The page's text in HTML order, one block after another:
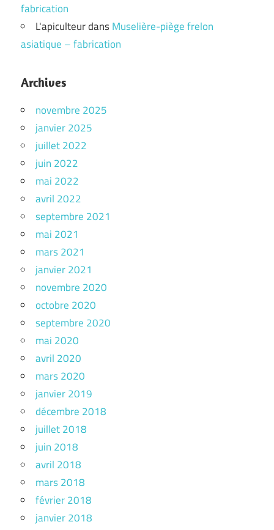
fabrication
L'apiculteurdansMuselière-piège frelon
asiatique – fabrication
Archives
novembre 2025
janvier 2025
juillet 2022
juin 2022
mai 2022
avril 2022
septembre 2021
mai 2021
mars 2021
janvier 2021
novembre 2020
octobre 2020
septembre 2020
mai 2020
avril 2020
mars 2020
janvier 2019
décembre 2018
juillet 2018
juin 2018
avril 2018
mars 2018
février 2018
janvier 2018